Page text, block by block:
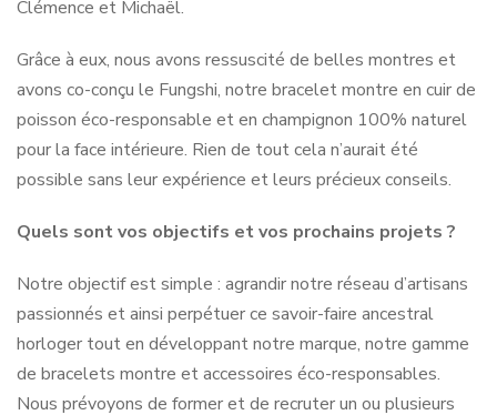
Clémence et Michaël.
Grâce à eux, nous avons ressuscité de belles montres et
avons co-conçu le Fungshi, notre bracelet montre en cuir de
poisson éco-responsable et en champignon 100% naturel
pour la face intérieure. Rien de tout cela n’aurait été
possible sans leur expérience et leurs précieux conseils.
Quels sont vos objectifs et vos prochains projets ?
Notre objectif est simple : agrandir notre réseau d’artisans
passionnés et ainsi perpétuer ce savoir-faire ancestral
horloger tout en développant notre marque, notre gamme
de bracelets montre et accessoires éco-responsables.
Nous prévoyons de former et de recruter un ou plusieurs